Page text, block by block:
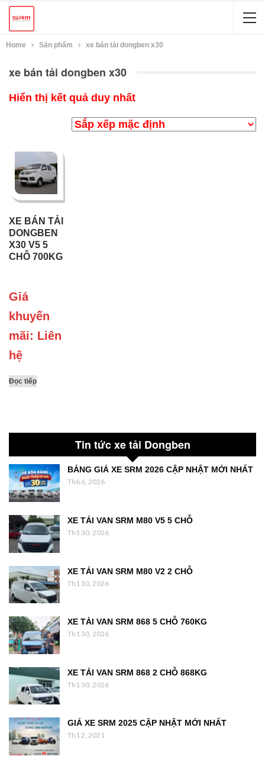
Home Sản phẩm xe bán tải dongben x30
xe bán tải dongben x30
Hiển thị kết quả duy nhất
XE BÁN TẢI
DONGBEN
X30 V5 5
CHỖ 700KG
Giá
khuyến
mãi: Liên
hệ
Đọc tiếp
Tin tức xe tải Dongben
BẢNG GIÁ XE SRM 2026 CẬP NHẬT MỚI NHẤT
Th6 6, 2026
XE TẢI VAN SRM M80 V5 5 CHỖ
Th1 30, 2026
XE TẢI VAN SRM M80 V2 2 CHỖ
Th1 30, 2026
XE TẢI VAN SRM 868 5 CHỖ 760KG
Th1 30, 2026
XE TẢI VAN SRM 868 2 CHỖ 868KG
Th1 30, 2026
GIÁ XE SRM 2025 CẬP NHẬT MỚI NHẤT
Th1 2, 2021